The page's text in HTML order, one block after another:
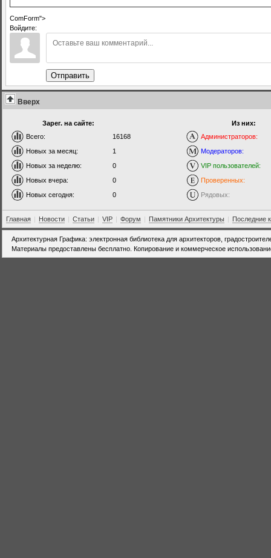
ComForm">
Войдите:
Отправить
Вверх
Зарег. на сайте:
Всего:
16168
Новых за месяц:
1
Новых за неделю:
0
Новых вчера:
0
Новых сегодня:
0
Из них:
Администраторов:
Модераторов:
VIP пользователей:
Проверенных:
Рядовых:
Главная | Новости | Статьи | VIP | Форум | Памятники Архитектуры | Последние
Архитектурная Графика: электронная библиотека для архитекторов,
Материалы предоставлены бесплатно. Копирование и коммерческое